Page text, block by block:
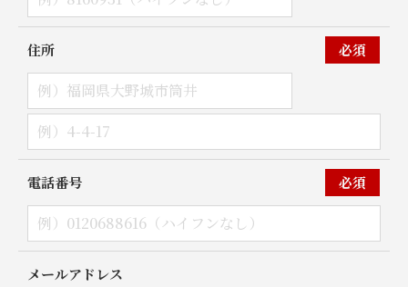
住所 必須
電話番号 必須
メールアドレス